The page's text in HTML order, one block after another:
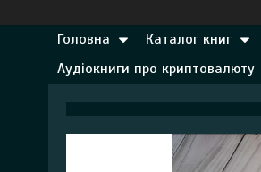
Головна Каталог книг
Аудіокниги про криптовалюту